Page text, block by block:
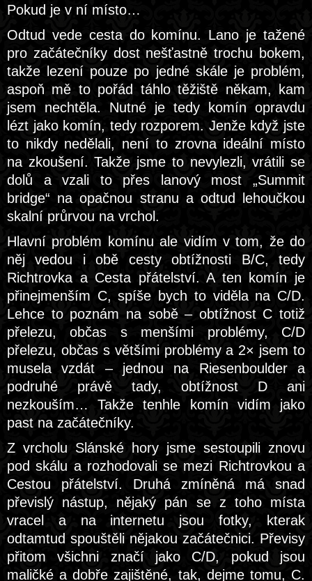
Pokud je v ní místo…
Odtud vede cesta do komínu. Lano je tažené
pro začátečníky dost nešťastně trochu bokem,
takže lezení pouze po jedné skále je problém,
aspoň mě to pořád táhlo těžiště někam, kam
jsem nechtěla. Nutné je tedy komín opravdu
lézt jako komín, tedy rozporem. Jenže když jste
to nikdy nedělali, není to zrovna ideální místo
na zkoušení. Takže jsme to nevylezli, vrátili se
dolů a vzali to přes lanový most „Summit
bridge“ na opačnou stranu a odtud lehoučkou
skalní průrvou na vrchol.
Hlavní problém komínu ale vidím v tom, že do
něj vedou i obě cesty obtížnosti B/C, tedy
Richtrovka a Cesta přátelství. A ten komín je
přinejmenším C, spíše bych to viděla na C/D.
Lehce to poznám na sobě – obtížnost C totiž
přelezu, občas s menšími problémy, C/D
přelezu, občas s většími problémy a 2× jsem to
musela vzdát – jednou na Riesenboulder a
podruhé právě tady, obtížnost D ani
nezkouším… Takže tenhle komín vidím jako
past na začátečníky.
Z vrcholu Slánské hory jsme sestoupili znovu
pod skálu a rozhodovali se mezi Richtrovkou a
Cestou přátelství. Druhá zmíněná má snad
převislý nástup, nějaký pán se z toho místa
vracel a na internetu jsou fotky, kterak
odtamtud spouštěli nějakou začátečnici. Převisy
přitom všichni značí jako C/D, pokud jsou
maličké a dobře zajištěné, tak, dejme tomu, C.